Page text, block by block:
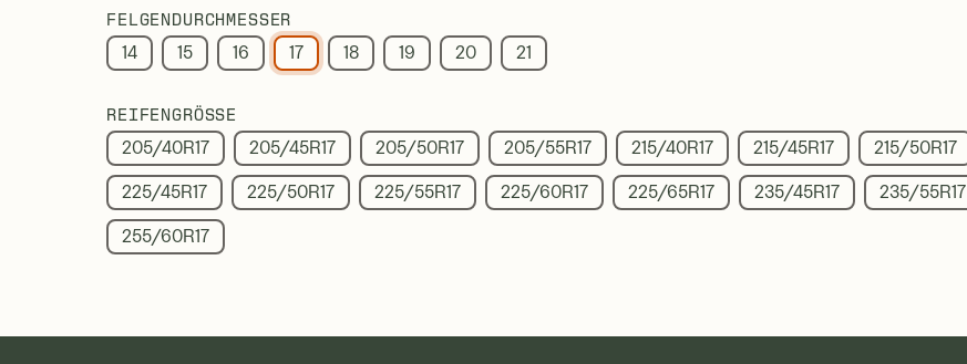
FELGENDURCHMESSER
14 15 16 17 18 19 20 21
REIFENGRÖSSE
205/40R17 205/45R17 205/50R17 205/55R17 215/40R17 215/45R17 215/50R17
225/45R17 225/50R17 225/55R17 225/60R17 225/65R17 235/45R17 235/55R17
255/60R17